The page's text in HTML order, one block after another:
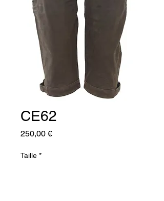
CE62
250,00 €Prix
Taille *